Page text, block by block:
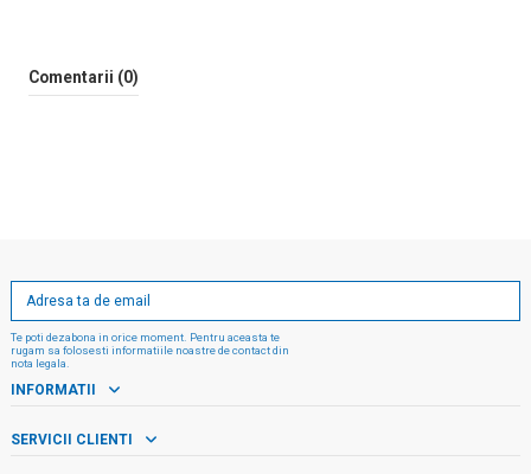
Comentarii (0)
Te poti dezabona in orice moment. Pentru aceasta te
rugam sa folosesti informatiile noastre de contact din
nota legala.
INFORMATII
SERVICII CLIENTI